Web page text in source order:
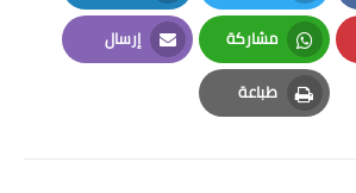
Twitter
LinkedIn
مشاركة
Whatsapp
إرسال
Email
طباعة
Print